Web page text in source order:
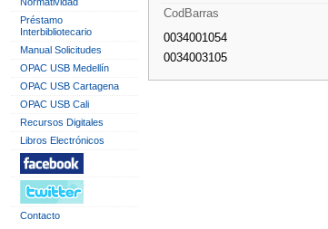
Préstamo
Interbibliotecario
Manual Solicitudes
OPAC USB Medellín
OPAC USB Cartagena
OPAC USB Cali
Recursos Digitales
Libros Electrónicos
Contacto
CodBarras
0034001054
0034003105